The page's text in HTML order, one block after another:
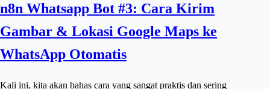
n8n Whatsapp Bot #3: Cara Kirim
Gambar & Lokasi Google Maps ke
WhatsApp Otomatis
Kali ini, kita akan bahas cara yang sangat praktis dan sering